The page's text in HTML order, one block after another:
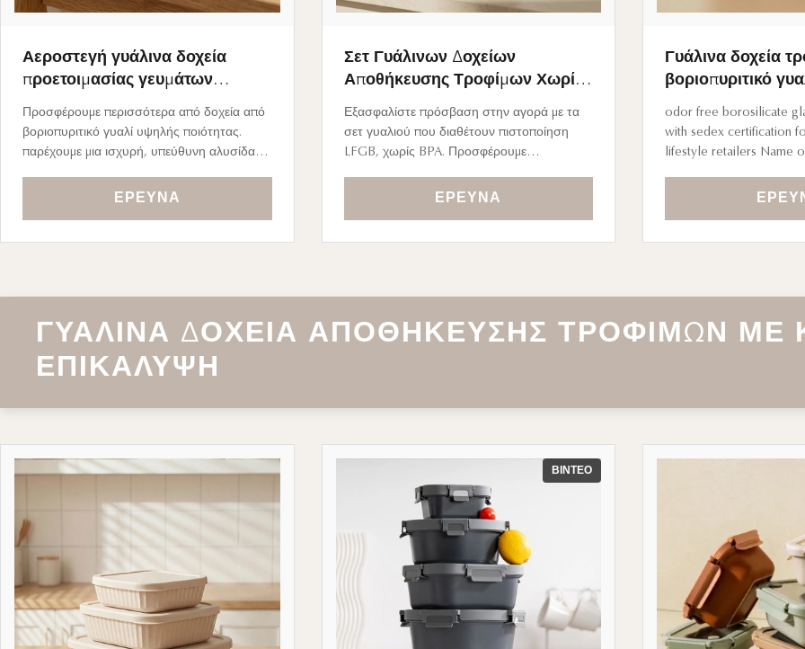
Αεροστεγή γυάλινα δοχεία
προετοιμασίας γευμάτων
παράδοσης για κορυφαίες
επωνυμίες κουζίνας
Προσφέρουμε περισσότερα από δοχεία από
βοριοπυριτικό γυαλί υψηλής ποιότητας.
παρέχουμε μια ισχυρή, υπεύθυνη αλυσίδα
δέσμευση της επωνυμίας σας για
ΈΡΕΥΝΑ
Σετ Γυάλινων Δοχείων
Αποθήκευσης Τροφίμων Χωρίς
Ιδιωτική Ετικέτα για Premium
Ευρωπαϊκές Αλυσίδες Σούπερ
Εξασφαλίστε πρόσβαση στην αγορά με τα
σετ γυαλιού που διαθέτουν πιστοποίηση
LFGB, χωρίς BPA. Προσφέρουμε
προσαρμοσμένες στην ταυτότητα της
ΈΡΕΥΝΑ
Γυάλινα δοχεία
βοριοπυριτικό
με πιστοποίηση
premium
και lifestyle
odor free borosilicate
with sedex certification
lifestyle retailers Name
sedex certification for
ΓΥΆΛΙΝΑ ΔΟΧΕΊΑ ΑΠΟΘΉΚΕΥΣΗΣ ΤΡΟΦΊΜΩΝ ΜΕ
ΕΠΙΚΆΛΥΨΗ
ΒΊΝΤΕΟ